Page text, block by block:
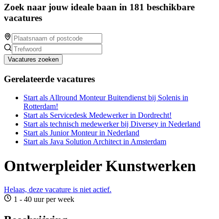
Zoek naar jouw ideale baan in 181 beschikbare
vacatures
Vacatures zoeken
Gerelateerde vacatures
Start als Allround Monteur Buitendienst bij Solenis in
Rotterdam!
Start als Servicedesk Medewerker in Dordrecht!
Start als technisch medewerker bij Diversey in Nederland
Start als Junior Monteur in Nederland
Start als Java Solution Architect in Amsterdam
Ontwerpleider Kunstwerken
Helaas, deze vacature is niet actief.
1 - 40 uur per week